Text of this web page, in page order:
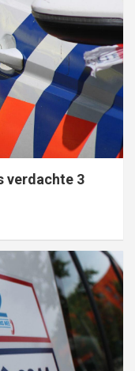
verdachte 3